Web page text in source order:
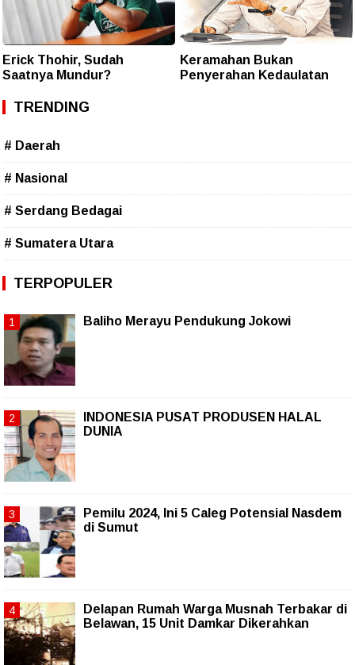
Erick Thohir, Sudah
Saatnya Mundur?
Keramahan Bukan
Penyerahan Kedaulatan
TRENDING
# Daerah
# Nasional
# Serdang Bedagai
# Sumatera Utara
TERPOPULER
Baliho Merayu Pendukung Jokowi
INDONESIA PUSAT PRODUSEN HALAL
DUNIA
Pemilu 2024, Ini 5 Caleg Potensial Nasdem
di Sumut
Delapan Rumah Warga Musnah Terbakar di
Belawan, 15 Unit Damkar Dikerahkan